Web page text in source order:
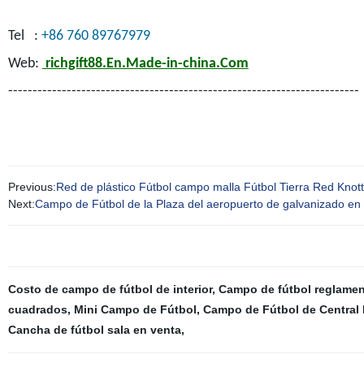
Tel : +86 760 89767979
Web: richgift88.En.Made-in-china.Com
------------------------------------------------------------------------
Previous:Red de plástico Fútbol campo malla Fútbol Tierra Red
Next:Campo de Fútbol de la Plaza del aeropuerto de galvanizado
Costo de campo de fútbol de interior, Campo de fútbol
cuadrados, Mini Campo de Fútbol, Campo de Fútbol de Central
Cancha de fútbol sala en venta,